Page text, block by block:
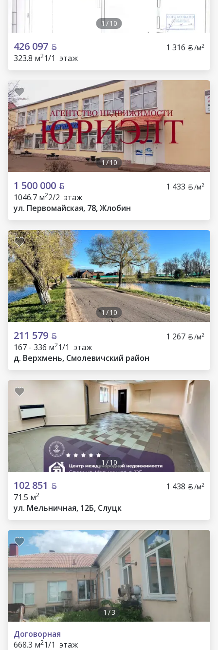
1/10
426 097 1 316 /м2
323.8 м21/1 этаж
1/10
1 500 000 1 433 /м2
1046.7 м22/2 этаж
ул. Первомайская, 78, Жлобин
1 /10
211 579 1 267 /м2
167 - 336 м21/1 этаж
д. Верхмень, Смолевичский район
1 /10
102 851 1 438 /м2
71.5 м2
ул. Мельничная, 12Б, Слуцк
1 /3
Договорная
668.3 м21/1 этаж